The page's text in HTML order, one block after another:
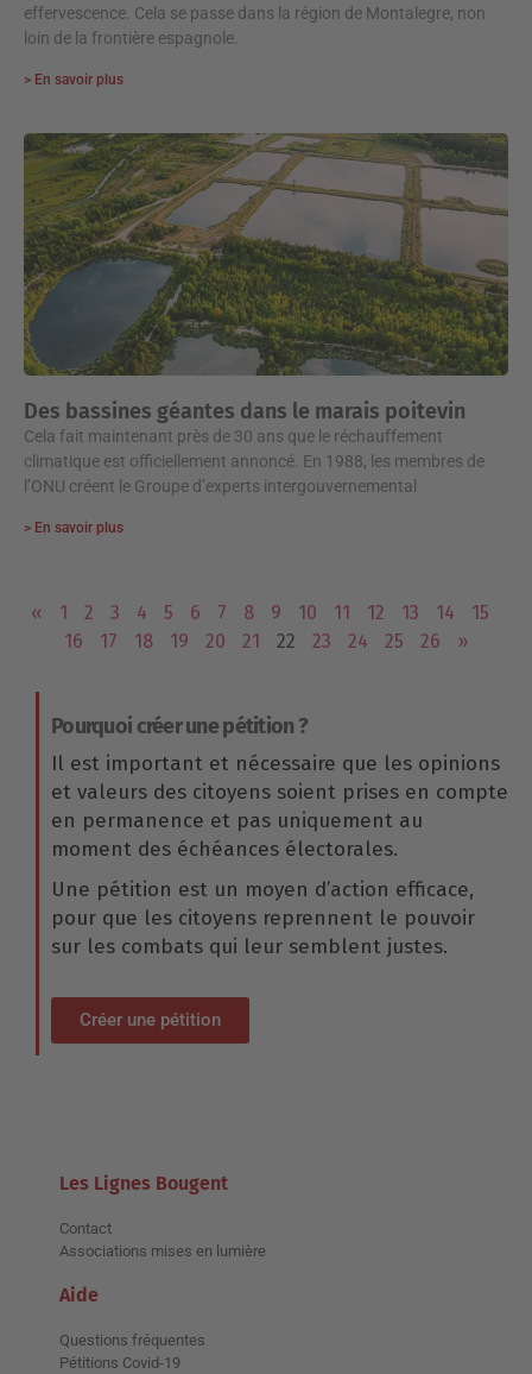
effervescence. Cela se passe dans la région de Montalegre, non
loin de la frontière espagnole.
> En savoir plus
Des bassines géantes dans le marais poitevin
Cela fait maintenant près de 30 ans que le réchauffement
climatique est officiellement annoncé. En 1988, les membres de
l’ONU créent le Groupe d’experts intergouvernemental
> En savoir plus
« 1 2 3 4 5 6 7 8 9 10 11 12 13 14
15
16
17 18 19 20 21 22 23 24 25 26 »
Pourquoi créer une pétition ?
Il est important et nécessaire que les opinions
et valeurs des citoyens soient prises en compte
en permanence et pas uniquement au
moment des échéances électorales.
Une pétition est un moyen d’action efficace,
pour que les citoyens reprennent le pouvoir
sur les combats qui leur semblent justes.
Créer une pétition
Les Lignes Bougent
Contact
Associations mises en lumière
Aide
Questions fréquentes
Pétitions Covid-19